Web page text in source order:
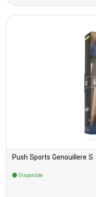
Push Sports Genouillere S
Disponible